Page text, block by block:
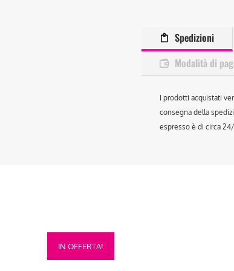
Spedizioni
Modalità di
I prodotti acquistati
consegna della
espresso è di circa
IN OFFERTA!
Questo
prodotto